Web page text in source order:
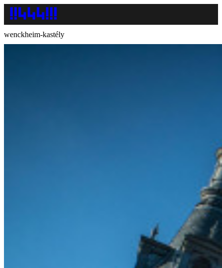
wenckheim-kastély